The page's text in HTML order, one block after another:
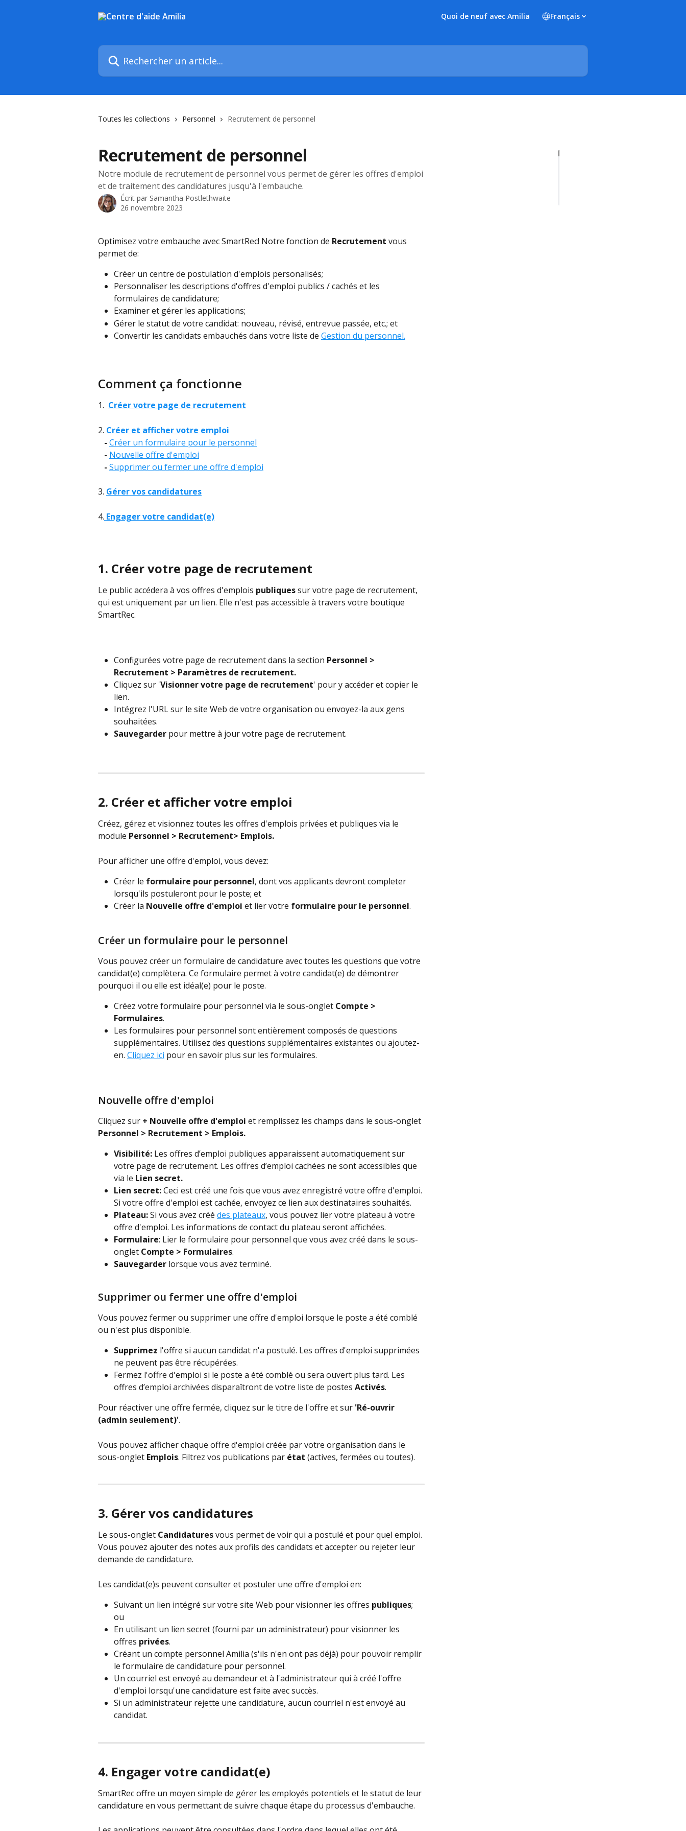
Quoi de neuf avec Amilia Français
Rechercher un article...
Toutes les collections Personnel Recrutement de personnel
Recrutement de personnel
Notre module de recrutement de personnel vous permet de gérer les offres d'emploi
et de traitement des candidatures jusqu'à l'embauche.
Écrit par Samantha Postlethwaite
26 novembre 2023
Optimisez votre embauche avec SmartRec! Notre fonction de Recrutement vous
permet de:
Créer un centre de postulation d'emplois personalisés;
Personnaliser les descriptions d'offres d'emploi publics / cachés et les
formulaires de candidature;
Examiner et gérer les applications;
Gérer le statut de votre candidat: nouveau, révisé, entrevue passée, etc.; et
Convertir les candidats embauchés dans votre liste de Gestion du personnel.
Comment ça fonctionne
1. Créer votre page de recrutement
2. Créer et afficher votre emploi
- Créer un formulaire pour le personnel
- Nouvelle offre d'emploi
- Supprimer ou fermer une offre d'emploi
3. Gérer vos candidatures
4. Engager votre candidat(e)
1. Créer votre page de recrutement
Le public accédera à vos offres d'emplois publiques sur votre page de recrutement,
qui est uniquement par un lien. Elle n'est pas accessible à travers votre boutique
SmartRec.
Configurées votre page de recrutement dans la section Personnel >
Recrutement > Paramètres de recrutement.
Cliquez sur 'Visionner votre page de recrutement' pour y accéder et copier le
lien.
Intégrez l'URL sur le site Web de votre organisation ou envoyez-la aux gens
souhaitées.
Sauvegarder pour mettre à jour votre page de recrutement.
2. Créer et afficher votre emploi
Créez, gérez et visionnez toutes les offres d'emplois privées et publiques via le
module Personnel > Recrutement> Emplois.
Pour afficher une offre d'emploi, vous devez:
Créer le formulaire pour personnel, dont vos applicants devront completer
lorsqu'ils postuleront pour le poste; et
Créer la Nouvelle offre d'emploi et lier votre formulaire pour le personnel.
Créer un formulaire pour le personnel
Vous pouvez créer un formulaire de candidature avec toutes les questions que votre
candidat(e) complètera. Ce formulaire permet à votre candidat(e) de démontrer
pourquoi il ou elle est idéal(e) pour le poste.
Créez votre formulaire pour personnel via le sous-onglet Compte >
Formulaires.
Les formulaires pour personnel sont entièrement composés de questions
supplémentaires. Utilisez des questions supplémentaires existantes ou ajoutez-
en. Cliquez ici pour en savoir plus sur les formulaires.
Nouvelle offre d'emploi
Cliquez sur + Nouvelle offre d'emploi et remplissez les champs dans le sous-onglet
Personnel > Recrutement > Emplois.
Visibilité: Les offres d’emploi publiques apparaissent automatiquement sur
votre page de recrutement. Les offres d’emploi cachées ne sont accessibles que
via le Lien secret.
Lien secret: Ceci est créé une fois que vous avez enregistré votre offre d'emploi.
Si votre offre d'emploi est cachée, envoyez ce lien aux destinataires souhaités.
Plateau: Si vous avez créé des plateaux, vous pouvez lier votre plateau à votre
offre d'emploi. Les informations de contact du plateau seront affichées.
Formulaire: Lier le formulaire pour personnel que vous avez créé dans le sous-
onglet Compte > Formulaires.
Sauvegarder lorsque vous avez terminé.
Supprimer ou fermer une offre d'emploi
Vous pouvez fermer ou supprimer une offre d'emploi lorsque le poste a été comblé
ou n'est plus disponible.
Supprimez l'offre si aucun candidat n'a postulé. Les offres d'emploi supprimées
ne peuvent pas être récupérées.
Fermez l'offre d'emploi si le poste a été comblé ou sera ouvert plus tard. Les
offres d’emploi archivées disparaîtront de votre liste de postes Activés.
Pour réactiver une offre fermée, cliquez sur le titre de l'offre et sur 'Ré-ouvrir
(admin seulement)'.
Vous pouvez afficher chaque offre d'emploi créée par votre organisation dans le
sous-onglet Emplois. Filtrez vos publications par état (actives, fermées ou toutes).
3. Gérer vos candidatures
Le sous-onglet Candidatures vous permet de voir qui a postulé et pour quel emploi.
Vous pouvez ajouter des notes aux profils des candidats et accepter ou rejeter leur
demande de candidature.
Les candidat(e)s peuvent consulter et postuler une offre d'emploi en:
Suivant un lien intégré sur votre site Web pour visionner les offres publiques;
ou
En utilisant un lien secret (fourni par un administrateur) pour visionner les
offres privées.
Créant un compte personnel Amilia (s'ils n'en ont pas déjà) pour pouvoir remplir
le formulaire de candidature pour personnel.
Un courriel est envoyé au demandeur et à l'administrateur qui à créé l'offre
d'emploi lorsqu'une candidature est faite avec succès.
Si un administrateur rejette une candidature, aucun courriel n'est envoyé au
candidat.
4. Engager votre candidat(e)
SmartRec offre un moyen simple de gérer les employés potentiels et le statut de leur
candidature en vous permettant de suivre chaque étape du processus d'embauche.